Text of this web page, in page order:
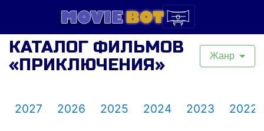
КАТАЛОГ ФИЛЬМОВ
«ПРИКЛЮЧЕНИЯ»
Жанр
2027 2026 2025 2024 2023 2022